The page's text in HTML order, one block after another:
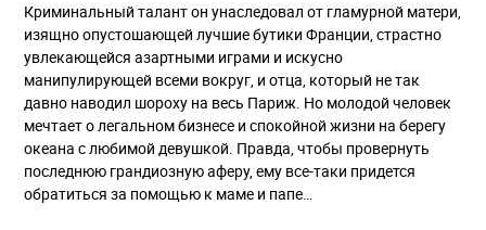
Криминальный талант он унаследовал от гламурной матери,
изящно опустошающей лучшие бутики Франции, страстно
увлекающейся азартными играми и искусно
манипулирующей всеми вокруг, и отца, который не так
давно наводил шороху на весь Париж. Но молодой человек
мечтает о легальном бизнесе и спокойной жизни на берегу
океана с любимой девушкой. Правда, чтобы провернуть
последнюю грандиозную аферу, ему все-таки придется
обратиться за помощью к маме и папе…